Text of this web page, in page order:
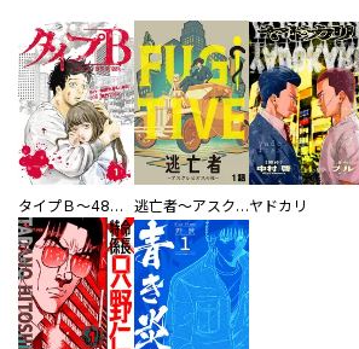
タイプＢ～48時間後、致死率100％～【単話】 逃亡者～アスクレピオスの杖～ヤドカリ